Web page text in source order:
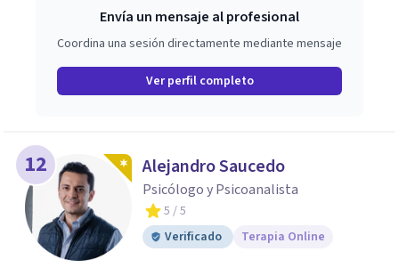
Envía un mensaje al profesional
Coordina una sesión directamente mediante mensaje
Ver perfil completo
12 Alejandro Saucedo
Psicólogo y Psicoanalista
5 / 5
Verificado
Terapia Online